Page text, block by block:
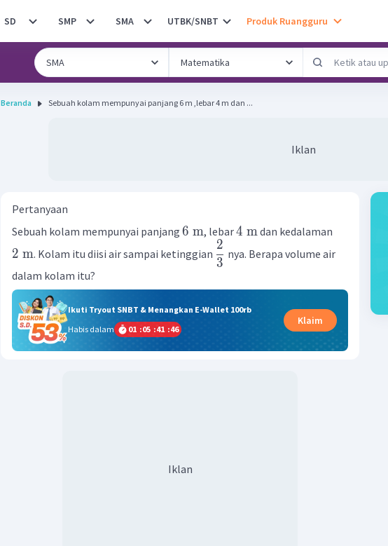
SD SMP SMA UTBK/SNBT Produk Ruangguru
Beranda Sebuah kolam mempunyai panjang 6 m ,lebar 4 m dan ...
Iklan
Pertanyaan
Sebuah kolam mempunyai panjang 6 m, lebar4 mdan kedalaman
2 m. Kolam itu diisi air sampai ketinggian
3
2
nya. Berapa volume air
dalam kolam itu?
Ikuti Tryout SNBT & Menangkan E-Wallet 100rb
Habis dalam
01 :05 :41 :45
Klaim
Iklan